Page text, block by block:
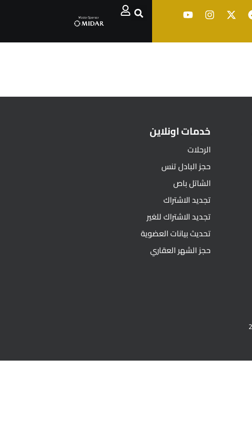
خدمات اونلاين
الرحلات
حجز البادل تنس
الشاتل باص
تجديد الاشتراك
تجديد الاشتراك للغير
تحديث بيانات العضوية
حجز الشهر العقاري